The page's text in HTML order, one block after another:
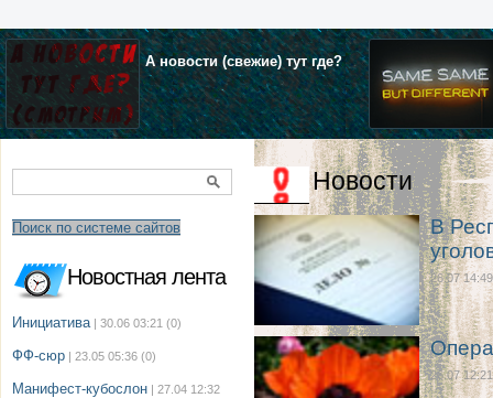
А новости (свежие) тут где?
Поиск по системе сайтов
Новостная лента
Инициатива | 30.06 03:21 (0)
ФФ-сюр | 23.05 05:36 (0)
Манифест-кубослон | 27.04 12:32
Новости
В
26.07 14:49
26.07 12:21